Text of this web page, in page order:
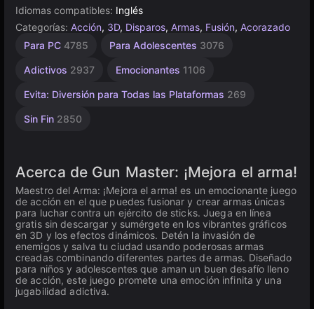
Idiomas compatibles: Inglés
Categorías: Acción, 3D, Disparos, Armas, Fusión, Acorazado
Para PC 4785 Para Adolescentes 3076
Adictivos 2937 Emocionantes 1106
Evita: Diversión para Todas las Plataformas 269
Sin Fin 2850
Matar
Conectar
Mentales
Agilidad
Escritorio
De 1
4132
Construcción
Alta
3572
Sencillos
Browser
Unity
línea
Acerca de Gun Master: ¡Mejora el arma!
Maestro del Arma: ¡Mejora el arma! es un emocionante juego
de acción en el que puedes fusionar y crear armas únicas
para luchar contra un ejército de sticks. Juega en línea
gratis sin descargar y sumérgete en los vibrantes gráficos
en 3D y los efectos dinámicos. Detén la invasión de
enemigos y salva tu ciudad usando poderosas armas
creadas combinando diferentes partes de armas. Diseñado
para niños y adolescentes que aman un buen desafío lleno
de acción, este juego promete una emoción infinita y una
jugabilidad adictiva.